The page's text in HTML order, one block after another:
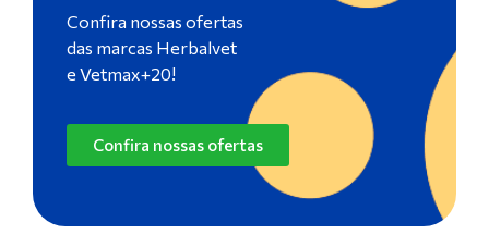
Confira nossas ofertas
das marcas Herbalvet
e Vetmax+20!
Confira nossas ofertas